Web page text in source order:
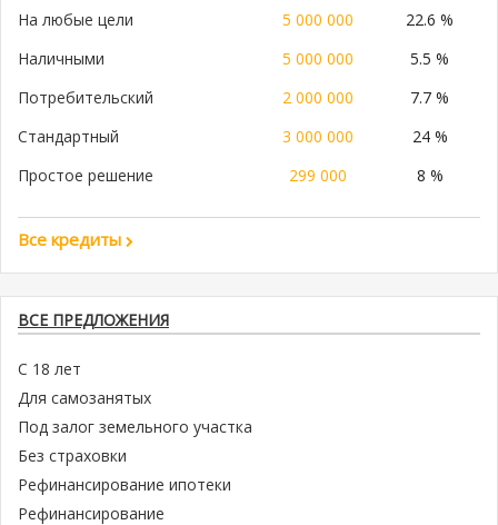
На любые цели 5 000 000
22.6 %
Наличными
5 000 000
5.5 %
Потребительский
2 000 000
7.7 %
Стандартный
3 000 000
24 %
Простое решение
299 000 8 %
Все кредиты
ВСЕ ПРЕДЛОЖЕНИЯ
С 18 лет
Для самозанятых
Под залог земельного участка
Без страховки
Рефинансирование ипотеки
Рефинансирование